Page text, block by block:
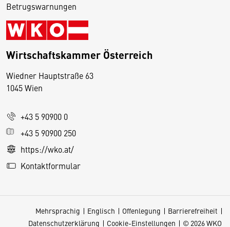
Betrugswarnungen
Wirtschaftskammer Österreich
Wiedner Hauptstraße 63
1045 Wien
+43 5 90900 0
+43 5 90900 250
https://wko.at/
Kontaktformular
Mehrsprachig Englisch Offenlegung
Barrierefreiheit
Datenschutzerklärung
Cookie-Einstellungen © 2026 WKO
D
s
e
S
e